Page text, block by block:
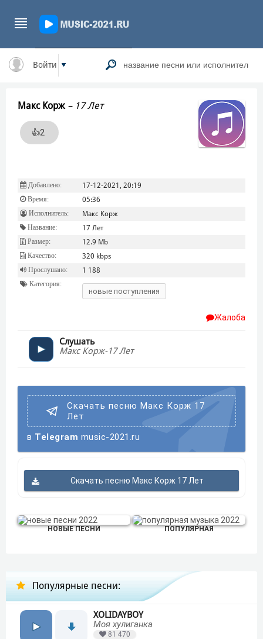
Войти
Макс Корж – 17 Лет
👍2
Добавлено: 17-12-2021, 20:19
Время: 05:36
Исполнитель: Макс Корж
Название: 17 Лет
Размер: 12.9 Mb
Качество: 320 kbps
Прослушано: 1 188
Категория:
новые поступления
Жалоба
Слушать
Макс Корж-17 Лет
Скачать песню Макс Корж 17
Лет
в Telegram music-2021.ru
Скачать песню Макс Корж 17 Лет
НОВЫЕ ПЕСНИ ПОПУЛЯРНАЯ
Популярные песни:
XOLIDAYBOY
Моя хулиганка
81 470